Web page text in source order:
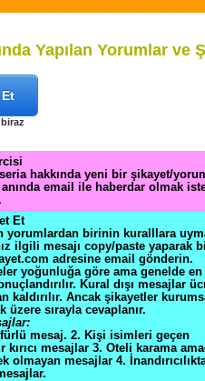
Yapılan Yorumlar ve
hakkında yeni bir şikayet/
email ile haberdar olmak
Et
yorumlardan birinin kuralllara
ilgili mesajı copy/paste yaparak
adresine email gönderin.
yoğunluğa göre ama genelde
Kural dışı mesajlar
kaldırılır. Ancak şikayetler
üzere sırayla cevaplanır.
mesaj. 2. Kişi isimleri geçen
kırıcı mesajlar 3. Oteli karama
olmayan mesajlar 4.